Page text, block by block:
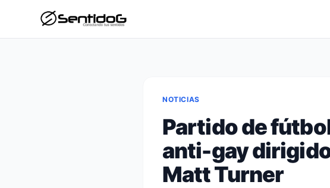
NOTICIAS
Partido de
anti-gay
Matt Turner